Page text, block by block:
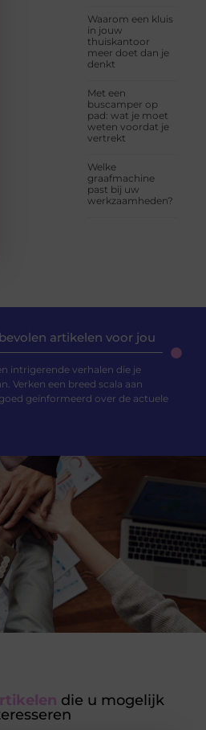
Waarom een kluis
in jouw
thuiskantoor
meer doet dan je
denkt
Met een
buscamper op
pad: wat je moet
weten voordat je
vertrekt
Welke
graafmachine
past bij uw
werkzaamheden?
artikelen voor jou
intrigerende verhalen die je
Verken een breed scala aan
geïnformeerd over de actuele
die u mogelijk